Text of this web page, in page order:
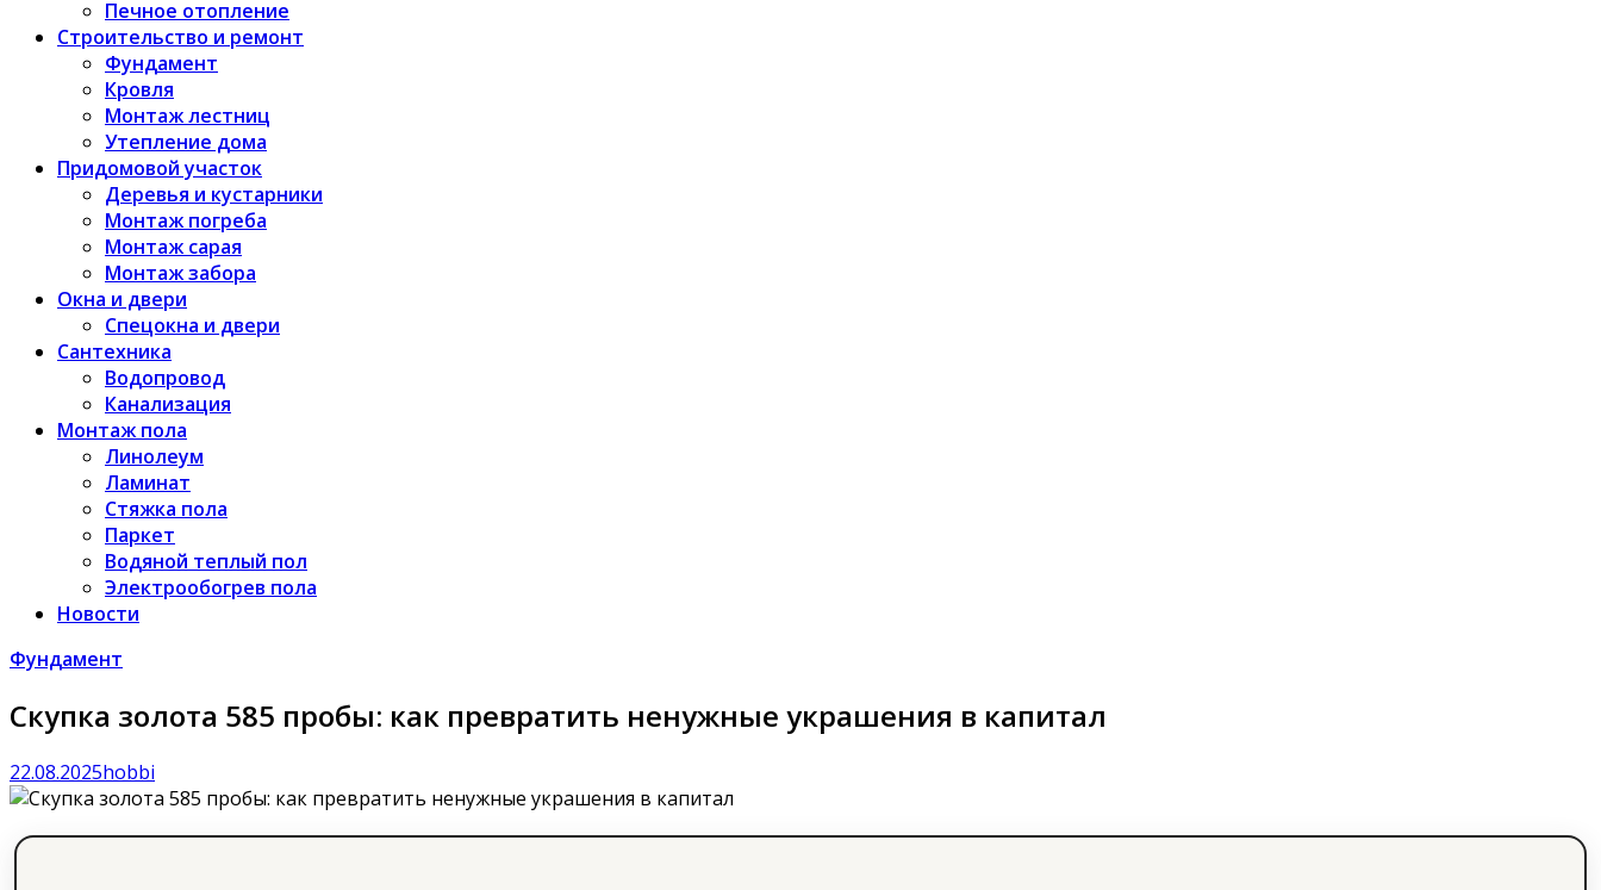
Печное отопление
Строительство и ремонт
Фундамент
Кровля
Монтаж лестниц
Утепление дома
Придомовой участок
Деревья и кустарники
Монтаж погреба
Монтаж сарая
Монтаж забора
Окна и двери
Спецокна и двери
Сантехника
Водопровод
Канализация
Монтаж пола
Линолеум
Ламинат
Стяжка пола
Паркет
Водяной теплый пол
Электрообогрев пола
Новости
Фундамент
Скупка золота 585 пробы: как превратить ненужные украшения в капитал
22.08.2025hobbi